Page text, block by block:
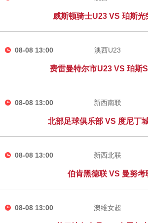
威斯顿骑士U23 VS 珀斯光
08-08 13:00 澳西U23
费雷曼特尔市U23 VS 珀斯
08-08 13:00 新西南联
北部足球俱乐部 VS 度尼丁
08-08 13:00 新西北联
伯肯黑德联 VS 曼努考
08-08 13:00 澳维女超